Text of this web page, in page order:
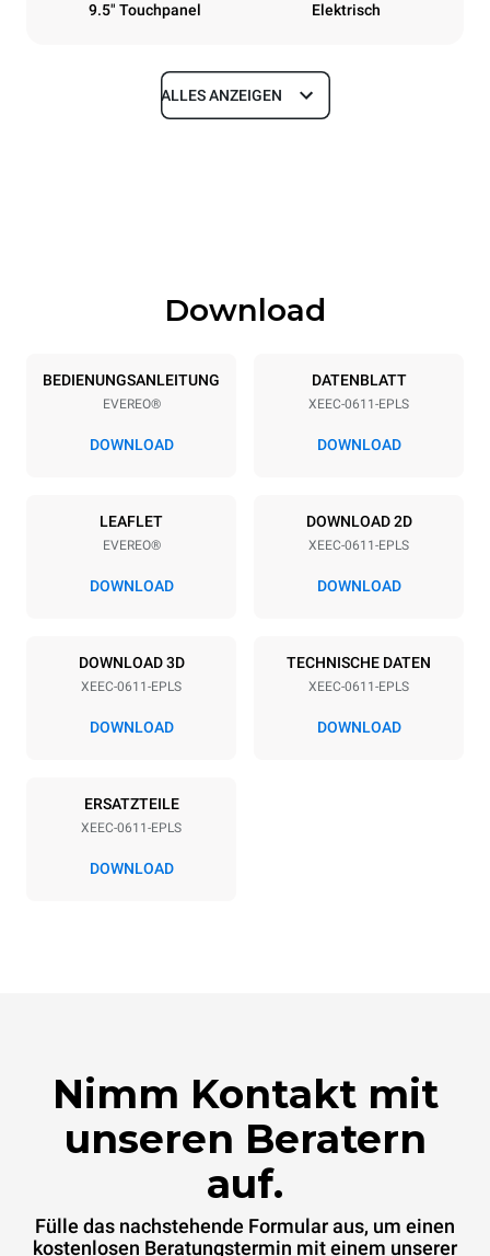
9.5" Touchpanel Elektrisch
Maße
Spezifikationen der behälter
6 GN 1/1
Abstand zwischen den Schalen
220-240V 1N~ 2,9 kW
ALLES ANZEIGEN
Download
BEDIENUNGSANLEITUNG
EVEREO®
DOWNLOAD
DATENBLATT
XEEC-0611-EPLS
DOWNLOAD
LEAFLET
EVEREO®
DOWNLOAD
DOWNLOAD 2D
XEEC-0611-EPLS
DOWNLOAD
DOWNLOAD 3D
XEEC-0611-EPLS
DOWNLOAD
TECHNISCHE DATEN
XEEC-0611-EPLS
DOWNLOAD
ERSATZTEILE
XEEC-0611-EPLS
DOWNLOAD
Nimm Kontakt mit
unseren Beratern
auf.
Fülle das nachstehende Formular aus, um einen
kostenlosen Beratungstermin mit einem unserer